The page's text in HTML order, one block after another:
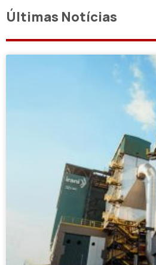
Últimas Notícias